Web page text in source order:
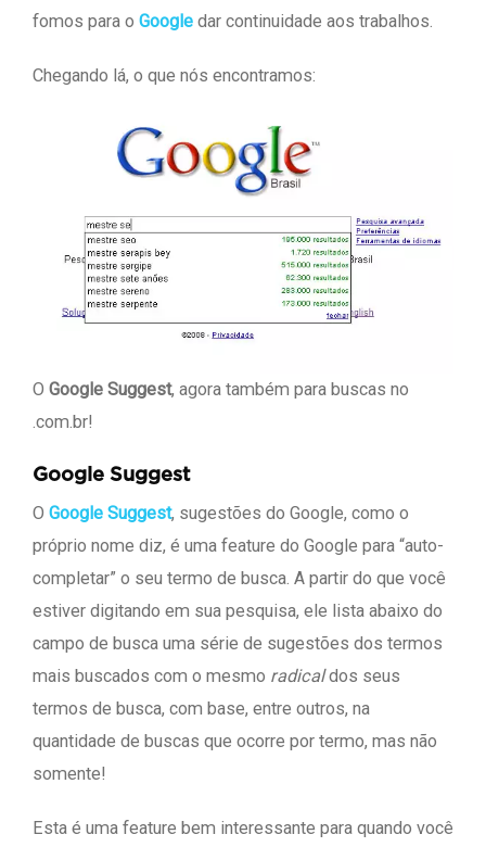
fomos para o Google dar continuidade aos trabalhos.
Chegando lá, o que nós encontramos:
O Google Suggest, agora também para buscas no
.com.br!
Google Suggest
O Google Suggest, sugestões do Google, como o
próprio nome diz, é uma feature do Google para “auto-
completar” o seu termo de busca. A partir do que você
estiver digitando em sua pesquisa, ele lista abaixo do
campo de busca uma série de sugestões dos termos
mais buscados com o mesmo radicaldos seus
termos de busca, com base, entre outros, na
quantidade de buscas que ocorre por termo, mas não
somente!
Esta é uma feature bem interessante para quando você